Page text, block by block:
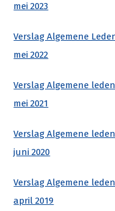
mei 2023
Verslag Algemene
mei 2022
Verslag Algemene
mei 2021
Verslag Algemene
juni 2020
Verslag Algemene
april 2019